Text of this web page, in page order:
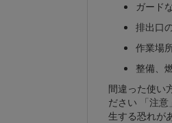
ガード
排出口
作業場
整備、
間違った使い
ださい 「注
生する恐れが